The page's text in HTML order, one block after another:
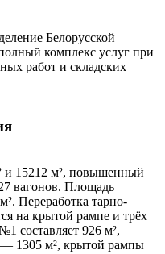
Белорусской
комплекс услуг при
работ и складских
и 15212 м², повышенный
вагонов. Площадь
Переработка тарно-
на крытой рампе и трёх
составляет 926 м²,
1305 м², крытой рампы